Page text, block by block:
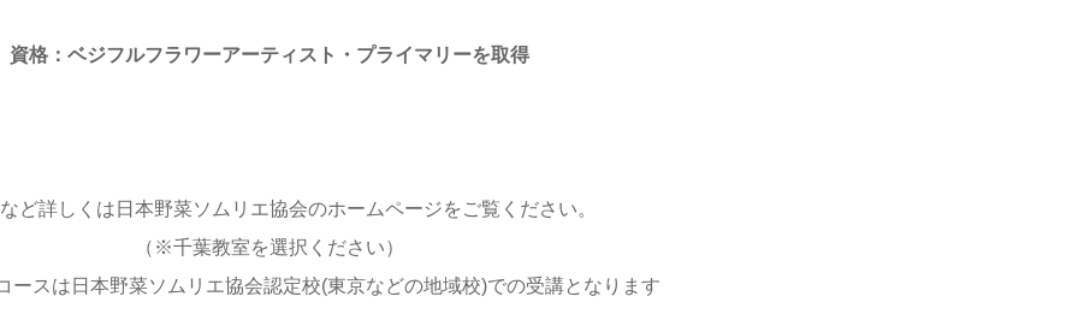
資格：ベジフルフラワーアーティスト・プライマリーを取得
ど詳しくは日本野菜ソムリエ協会のホームページをご覧ください。
（※千葉教室を選択ください）
スは日本野菜ソムリエ協会認定校(東京などの地域校)での受講となります